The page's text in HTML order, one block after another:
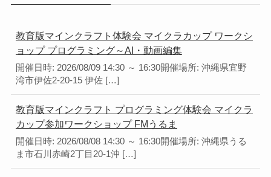
教育版マインクラフト体験会 マイクラカップ ワークシ
ョップ プログラミング～AI・動画編集
開催日時: 2026/08/09 14:30 ～ 16:30開催場所: 沖縄県宜野
湾市伊佐2-20-15 伊佐 […]
教育版マインクラフト プログラミング体験会 マイクラ
カップ参加ワークショップ FMうるま
開催日時: 2026/08/08 14:30 ～ 16:30開催場所: 沖縄県うる
ま市石川赤崎2丁目20-1沖 […]